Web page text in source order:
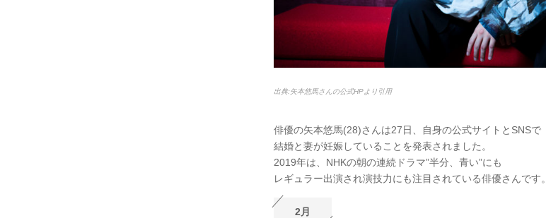
出典:矢本悠馬さんの公式HPより引用
俳優の矢本悠馬(28)さんは27日、自身の公式サイトとSNSで
結婚と妻が妊娠していることを発表されました。
2019年は、NHKの朝の連続ドラマ”半分、青い”にも
レギュラー出演され演技力にも注目されている俳優さんです。
2月